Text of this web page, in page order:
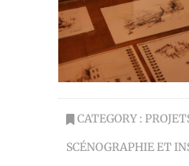
CATEGORY :
SCÉNOGRAPHIE ET